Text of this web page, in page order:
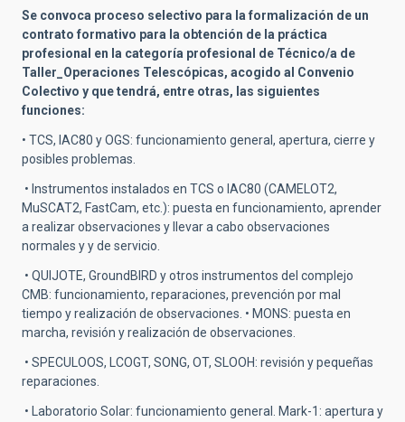
Se convoca proceso selectivo para la formalización de un
contrato formativo para la obtención de la práctica
profesional en la categoría profesional de Técnico/a de
Taller_Operaciones Telescópicas, acogido al Convenio
Colectivo y que tendrá, entre otras, las siguientes
funciones:
• TCS, IAC80 y OGS: funcionamiento general, apertura, cierre y
posibles problemas.
• Instrumentos instalados en TCS o IAC80 (CAMELOT2,
MuSCAT2, FastCam, etc.): puesta en funcionamiento, aprender
a realizar observaciones y llevar a cabo observaciones
normales y y de servicio.
• QUIJOTE, GroundBIRD y otros instrumentos del complejo
CMB: funcionamiento, reparaciones, prevención por mal
tiempo y realización de observaciones. • MONS: puesta en
marcha, revisión y realización de observaciones.
• SPECULOOS, LCOGT, SONG, OT, SLOOH: revisión y pequeñas
reparaciones.
• Laboratorio Solar: funcionamiento general. Mark-1: apertura y